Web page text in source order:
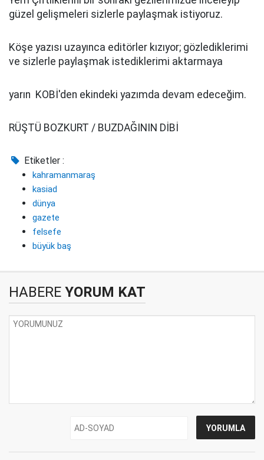
güzel gelişmeleri sizlerle paylaşmak istiyoruz.
Köşe yazısı uzayınca editörler kızıyor; gözlediklerimi
ve sizlerle paylaşmak istediklerimi aktarmaya
yarın KOBİ'den ekindeki yazımda devam edeceğim.
RÜŞTÜ BOZKURT / BUZDAĞININ DİBİ
Etiketler :
kahramanmaraş
kasiad
dünya
gazete
felsefe
büyük baş
HABERE YORUM KAT